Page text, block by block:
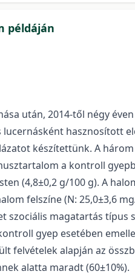
példáján
után, 2014-től négy
hasznosított
készítettünk. A
a kontroll
(4,8±0,2 g/100 g). A
felszíne (N: 25,0±3,6
szociális magatartás típus
gyep esetében
felvételek alapján az
alatta maradt (60±10%).